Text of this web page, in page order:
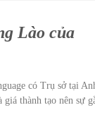
Lào của
có Trụ sở tại
thành tạo nên sự